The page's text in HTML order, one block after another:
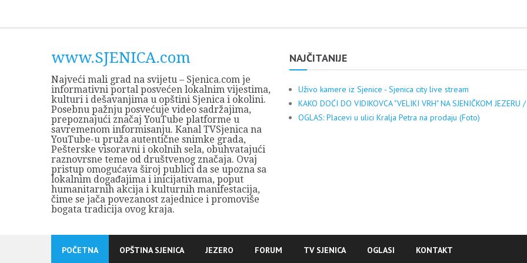
www.SJENICA.com
Najveći mali grad na svijetu – Sjenica.com je
informativni portal posvećen lokalnim vijestima,
kulturi i dešavanjima u opštini Sjenica i okolini.
Posebnu pažnju posvećuje video sadržajima,
prepoznajući značaj YouTube platforme u
savremenom informisanju. Kanal TVSjenica na
YouTube-u pruža autentične snimke grada,
Pešterske visoravni i okolnih sela, obuhvatajući
raznovrsne teme od društvenog značaja. Ovaj
pristup omogućava široj publici da se upozna sa
lokalnim događajima i inicijativama, poput
humanitarnih akcija i kulturnih manifestacija,
čime se jača povezanost zajednice i promoviše
bogata tradicija ovog kraja.
NAJČITANIJE
Uživo kamere iz Sjenice - Sjenica city live stream
KAKO DOĆI DO VIDIKOVCA "VELIKI VRH" NA SJENIČKOM
OGLAS: Placevi u ulici Kralja Petra na prodaju (Foto)
POČETNA OPŠTINA SJENICA JEZERO FORUM TV SJENICA OGLASI KONTAKT